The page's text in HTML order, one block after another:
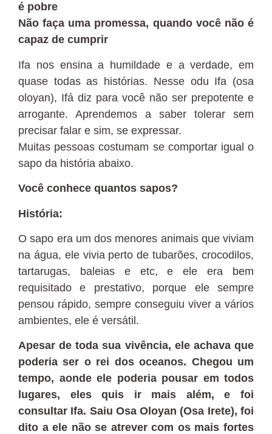
é pobre
Não faça uma promessa, quando você não é
capaz de cumprir
Ifa nos ensina a humildade e a verdade, em
quase todas as histórias. Nesse odu Ifa (osa
oloyan), Ifá diz para você não ser prepotente e
arrogante. Aprendemos a saber tolerar sem
precisar falar e sim, se expressar.
Muitas pessoas costumam se comportar igual o
sapo da história abaixo.
Você conhece quantos sapos?
História:
O sapo era um dos menores animais que viviam
na água, ele vivia perto de tubarões, crocodilos,
tartarugas, baleias e etc, e ele era bem
requisitado e prestativo, porque ele sempre
pensou rápido, sempre conseguiu viver a vários
ambientes, ele é versátil.
Apesar de toda sua vivência, ele achava que
poderia ser o rei dos oceanos. Chegou um
tempo, aonde ele poderia pousar em todos
lugares, eles quis ir mais além, e foi
consultar Ifa. Saiu Osa Oloyan (Osa Irete), foi
dito a ele não se atrever com os mais fortes